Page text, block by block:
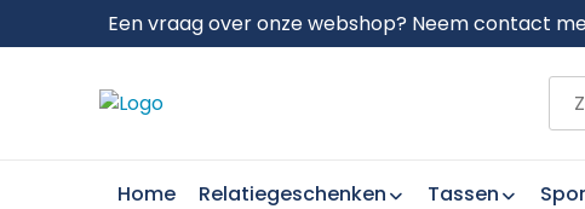
Een vraag over onze webshop? Neem contact
Home Relatiegeschenken Tassen